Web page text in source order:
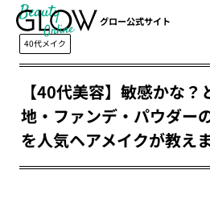
グロー公式サイト
Beauty
40代メイク
【40代美容】敏感かな
地・ファンデ・パウダー
を人気ヘアメイクが教え